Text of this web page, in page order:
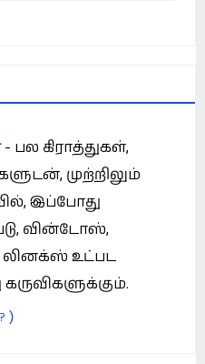
- பல கிராத்துகள்,
முற்றிலும்
இப்போது
வின்டோஸ்,
உட்பட
)